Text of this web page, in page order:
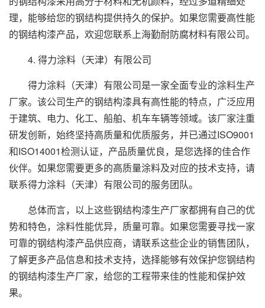
理，能够给您的钢结构提供持久的保护。如果您需要高性能
的钢结构漆产品，欢迎您联系上海勤耐防腐材料有限公司。
4. 得力涂料（天津）有限公司
得力涂料（天津）有限公司是一家全面专业的涂料生产
厂家。该公司生产的钢结构漆具有高性能的特点，广泛应用
于建筑、电力、化工、船舶、机车车辆等领域。该厂家注重
研发创新，始终坚持高质量和优质服务，并已通过ISO9001
和ISO14001检测认证，产品质量优良，是您选择的佳合作
伙伴。如果您需要更多的高质量涂料及对应的技术支持，请
联系得力涂料（天津）有限公司的服务团队。
总体而言，以上这些钢结构漆生产厂家都拥有自己的优
势和特色，涂料性能优异，质量可靠。如果您需要寻找一家
可靠的钢结构漆产品供应商，请联系这些企业的销售团队，
了解更多产品信息和技术支持，选择能够有效保护您钢结构
的钢结构漆生产厂家，给您的工程带来佳的性能和保护效
果。